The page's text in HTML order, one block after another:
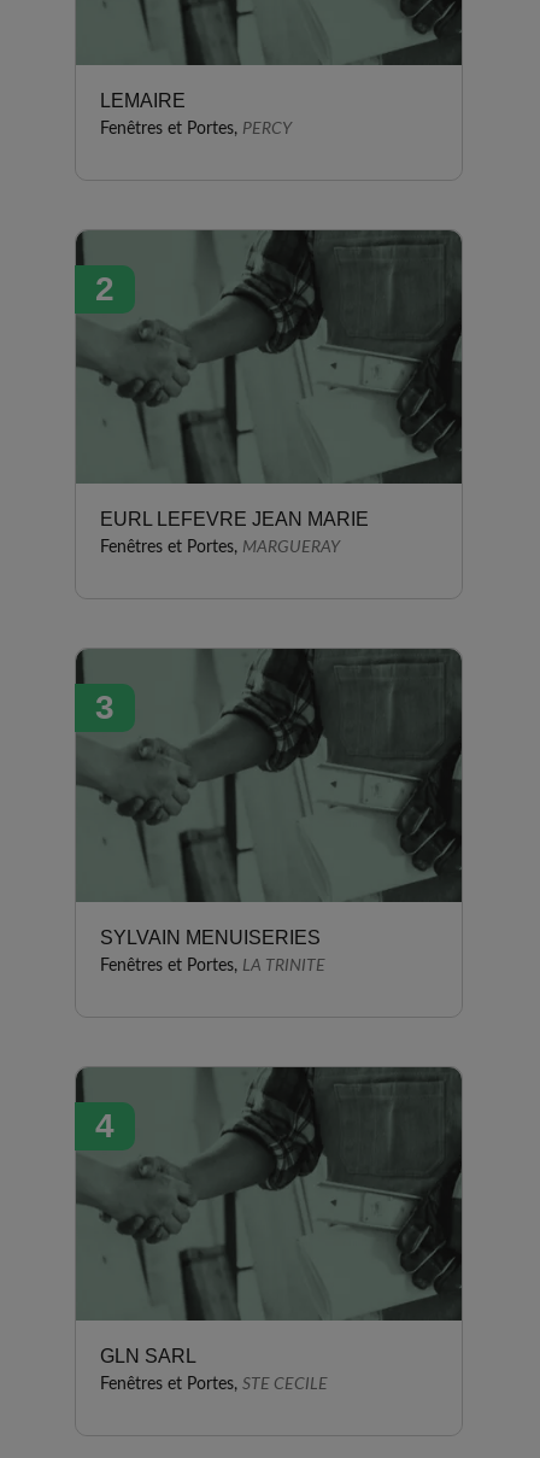
LEMAIRE
Fenêtres et Portes, PERCY
2
EURL LEFEVRE JEAN MARIE
Fenêtres et Portes, MARGUERAY
3
SYLVAIN MENUISERIES
Fenêtres et Portes, LA TRINITE
4
GLN SARL
Fenêtres et Portes, STE CECILE